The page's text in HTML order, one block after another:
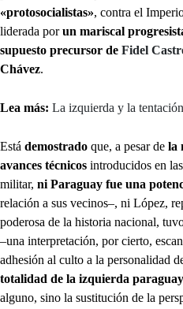
«protosocialistas», contra el
liderada porun mariscal
supuesto precursor de Fidel
Chávez.
Lea más: La izquierda y la
Está demostrado que, a pesar de la
avances técnicos introducidos en
militar, ni Paraguay fue una
relación a sus vecinos–, ni López,
poderosa de la historia nacional,
–una interpretación, por cierto,
adhesión al culto a la personalidad
totalidad de la izquierda
alguno, sino la sustitución de la